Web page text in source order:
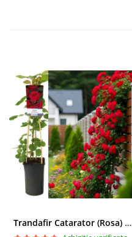
Trandafir Catarator (Rosa) Red Climber - 75cm